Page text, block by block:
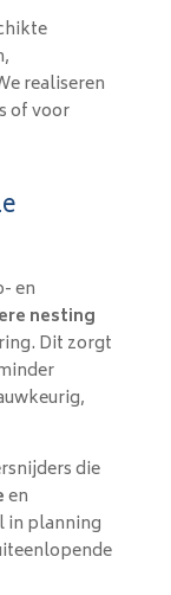
realiseren
of voor
en
nesting
Dit zorgt
die
en
in planning